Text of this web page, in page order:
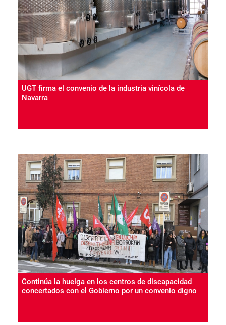
UGT firma el convenio de la industria vinícola de
Navarra
Continúa la huelga en los centros de discapacidad
concertados con el Gobierno por un convenio digno